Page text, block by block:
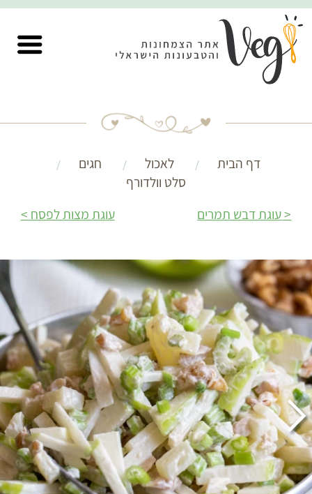
דף הבית לאכול
חגים
סלט וולדורף
עוגת דבש תמרים
עוגת מצות לפסח